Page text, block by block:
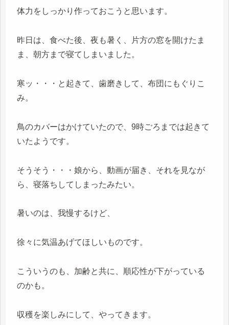
体力をしっかり作っておこうと思います。
昨日は、食べた後、夜も暑く、片方の窓を開けたま
ま、朝方まで寝てしまいました。
寒ッ・・・と起きて、歯磨きして、布団にもぐりこ
み。
鳥のカバーはかけていたので、9時ごろまでは起きて
いたようです。
そうそう・・・娘から、動画が届き、それを見なが
ら、寝落ちしてしまったみたい。
暑いのは、我慢するけど、
徐々に気温あげてほしいものです。
こういうのも、加齢と共に、順応性が下がっている
のかも。
収穫を楽しみにして、やってきます。